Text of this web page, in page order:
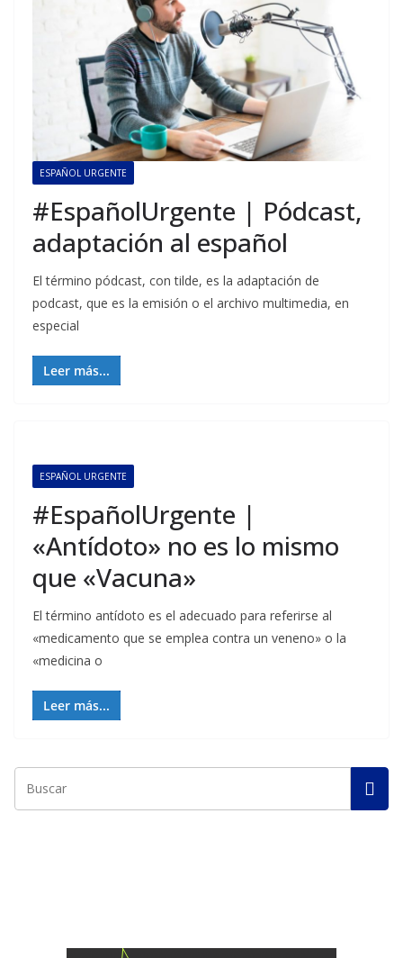
ESPAÑOL URGENTE
#EspañolUrgente | Pódcast,
adaptación al español
El término pódcast, con tilde, es la adaptación de
podcast, que es la emisión o el archivo multimedia, en
especial
Leer más...
ESPAÑOL URGENTE
#EspañolUrgente |
«Antídoto» no es lo mismo
que «Vacuna»
El término antídoto es el adecuado para referirse al
«medicamento que se emplea contra un veneno» o la
«medicina o
Leer más...